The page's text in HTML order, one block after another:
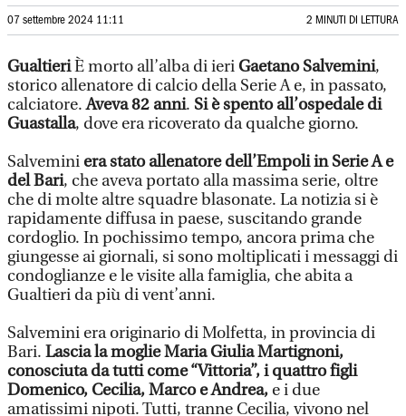
07 settembre 2024 11:11 2 MINUTI DI LETTURA
GualtieriÈ morto all’alba di ieriGaetano Salvemini,
storico allenatore di calcio della Serie A e, in passato,
calciatore.Aveva 82 anni. Si è spento all’ospedale di
Guastalla, dove era ricoverato da qualche giorno.
Salvemini era stato allenatore dell’Empoli in Serie A e
del Bari, che aveva portato alla massima serie, oltre
che di molte altre squadre blasonate. La notizia si è
rapidamente diffusa in paese, suscitando grande
cordoglio. In pochissimo tempo, ancora prima che
giungesse ai giornali, si sono moltiplicati i messaggi di
condoglianze e le visite alla famiglia, che abita a
Gualtieri da più di vent’anni.
Salvemini era originario di Molfetta, in provincia di
Bari. Lascia la moglie Maria Giulia Martignoni,
conosciuta da tutti come “Vittoria”, i quattro figli
Domenico, Cecilia, Marco e Andrea, e i due
amatissimi nipoti. Tutti, tranne Cecilia, vivono nel